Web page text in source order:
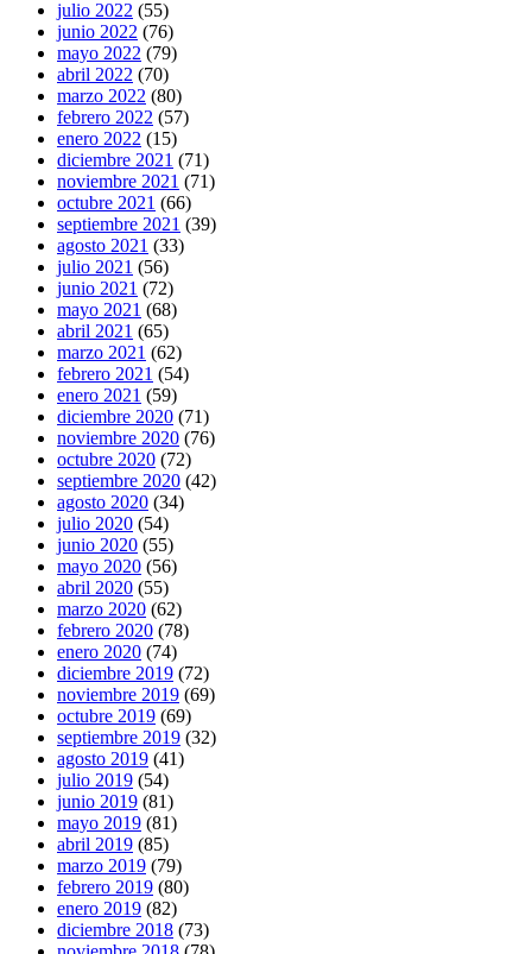
julio 2022 (55)
junio 2022 (76)
mayo 2022 (79)
abril 2022 (70)
marzo 2022 (80)
febrero 2022 (57)
enero 2022 (15)
diciembre 2021 (71)
noviembre 2021 (71)
octubre 2021 (66)
septiembre 2021 (39)
agosto 2021 (33)
julio 2021 (56)
junio 2021 (72)
mayo 2021 (68)
abril 2021 (65)
marzo 2021 (62)
febrero 2021 (54)
enero 2021 (59)
diciembre 2020 (71)
noviembre 2020 (76)
octubre 2020 (72)
septiembre 2020 (42)
agosto 2020 (34)
julio 2020 (54)
junio 2020 (55)
mayo 2020 (56)
abril 2020 (55)
marzo 2020 (62)
febrero 2020 (78)
enero 2020 (74)
diciembre 2019 (72)
noviembre 2019 (69)
octubre 2019 (69)
septiembre 2019 (32)
agosto 2019 (41)
julio 2019 (54)
junio 2019 (81)
mayo 2019 (81)
abril 2019 (85)
marzo 2019 (79)
febrero 2019 (80)
enero 2019 (82)
diciembre 2018 (73)